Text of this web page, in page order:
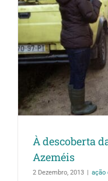
À descoberta
Azeméis
2 Dezembro, 2013 | ação